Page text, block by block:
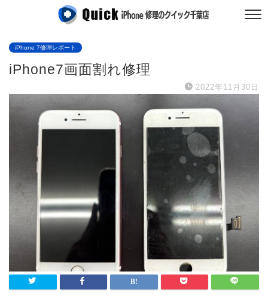
iPhone 7修理レポート
iPhone7画面割れ修理
2022年11月30日